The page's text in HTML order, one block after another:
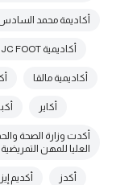
أكاديمة محمد
أكاديمية JC FOOT
أكاديمية مالقا
أكاير
أكدت وزارة الصحة
العليا للمهن
أكدز أكديم